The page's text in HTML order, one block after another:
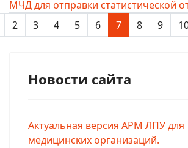
МЧД для отправки статистической
2 3 4 5 6 7 8 9
Новости сайта
Актуальная версия АРМ ЛПУ для
медицинских организаций.